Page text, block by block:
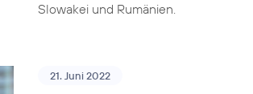
Slowakei und Rumänien.
21. Juni 2022